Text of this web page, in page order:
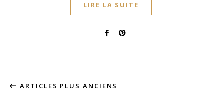
LIRE LA SUITE
ARTICLES PLUS ANCIENS